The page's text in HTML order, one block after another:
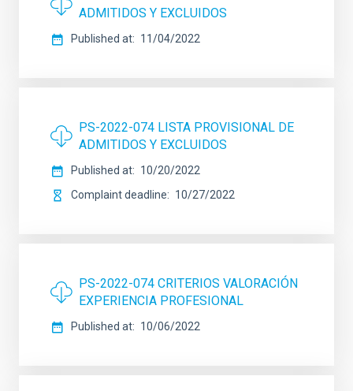
ADMITIDOS Y EXCLUIDOS
Published at 11/04/2022
PS-2022-074 LISTA PROVISIONAL DE
ADMITIDOS Y EXCLUIDOS
Published at
10/20/2022
Complaint deadline
10/27/2022
PS-2022-074 CRITERIOS VALORACIÓN
EXPERIENCIA PROFESIONAL
Published at 10/06/2022